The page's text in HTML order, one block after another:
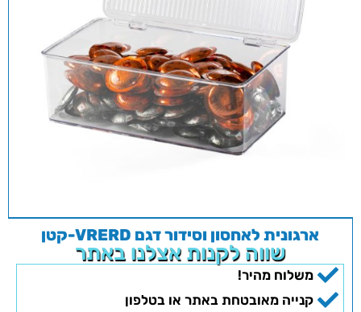
ארגונית לאחסון וסידור דגם VRERD-קטן
שווה לקנות אצלנו באתר
משלוח מהיר!
קנייה מאובטחת באתר או בטלפון